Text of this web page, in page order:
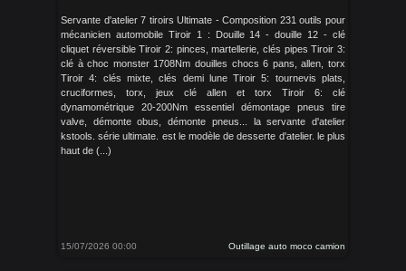
Servante d'atelier 7 tiroirs Ultimate - Composition 231 outils pour
mécanicien automobile Tiroir 1 : Douille 14 - douille 12 - clé
cliquet réversible Tiroir 2: pinces, martellerie, clés pipes Tiroir 3:
clé à choc monster 1708Nm douilles chocs 6 pans, allen, torx
Tiroir 4: clés mixte, clés demi lune Tiroir 5: tournevis plats,
cruciformes, torx, jeux clé allen et torx Tiroir 6: clé
dynamométrique 20-200Nm essentiel démontage pneus tire
valve, démonte obus, démonte pneus... la servante d'atelier
kstools. série ultimate. est le modèle de desserte d'atelier. le plus
haut de (...)
15/07/2026 00:00 Outillage auto moco camion